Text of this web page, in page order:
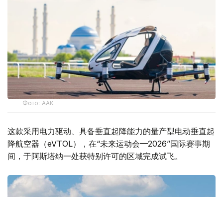
Фото: ААК
这款采用电力驱动、具备垂直起降能力的量产型电动垂直起
降航空器（eVTOL），在“未来运动会—2026”国际赛事期
间，于阿斯塔纳一处获特别许可的区域完成试飞。